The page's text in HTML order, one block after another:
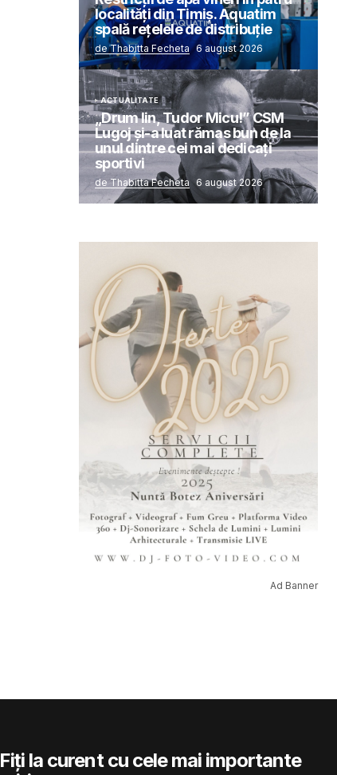
localități din Timiș. Aquatim
spală rețelele de distribuție
de Thabitta Fecheta 6 august 2026
ACTUALITATE
„Drum lin, Tudor Micu!” CSM
Lugoj și-a luat rămas bun de la
unul dintre cei mai dedicați
sportivi
de Thabitta Fecheta 6 august 2026
Ad Banner
Fiți la curent cu cele mai importante